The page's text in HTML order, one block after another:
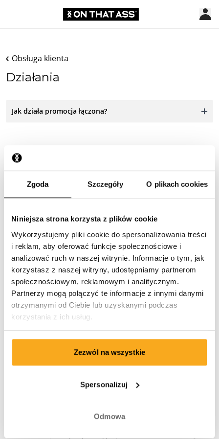
Zgoda Szczegóły O plikach cookies
Niniejsza strona korzysta z plików cookie
Wykorzystujemy pliki cookie do spersonalizowania treści
i reklam, aby oferować funkcje społecznościowe i
analizować ruch w naszej witrynie. Informacje o tym, jak
korzystasz z naszej witryny, udostępniamy partnerom
społecznościowym, reklamowym i analitycznym.
Partnerzy mogą połączyć te informacje z innymi danymi
otrzymanymi od Ciebie lub uzyskanymi podczas
korzystania z ich usług.
Zezwól na wszystkie
Spersonalizuj
Odmowa
Obsługa klienta
Działania
Jak działa promocja łączona?
Skontaktuj się z nami
chatbota, aby szybko uzyskać odpowiedź. Kliknij
„Skontaktuj się”, wybierz rodzaj członkostwa i zadaj
pytanie. Można się z nami skontaktować również
poprzez em hello-pl@onthatass.com. Staramy się
odpowiadać na pytania w ciągu 3 dni roboczych. Tel: +31
73 303 41 75 (pon–pt, 09:00–12:00).
Wysłać wiadomość
Obsługa klienta
Wysyłka & dostawa